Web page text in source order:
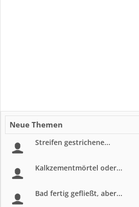
Neue Themen
Streifen gestrichene...
Kalkzementmörtel oder...
Bad fertig gefließt, aber...